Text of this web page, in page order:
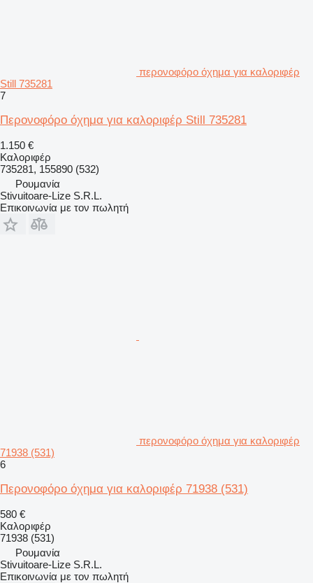
περονοφόρο όχημα για καλοριφέρ
Still 735281
7
Περονοφόρο όχημα για καλοριφέρ Still 735281
1.150 €
Καλοριφέρ
735281, 155890 (532)
Ρουμανία
Stivuitoare-Lize S.R.L.
Επικοινωνία με τον πωλητή
περονοφόρο όχημα για καλοριφέρ
71938 (531)
6
Περονοφόρο όχημα για καλοριφέρ 71938 (531)
580 €
Καλοριφέρ
71938 (531)
Ρουμανία
Stivuitoare-Lize S.R.L.
Επικοινωνία με τον πωλητή